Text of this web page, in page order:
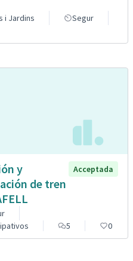
i Jardins
Segur
y
de tren
Acceptada
5 0